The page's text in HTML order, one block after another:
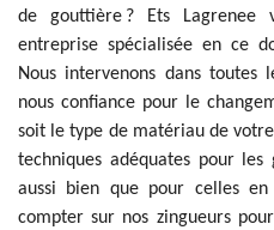
de gouttière ? Ets
entreprise spécialisée en ce
Nous intervenons dans toutes
nous confiance pour le
soit le type de matériau de
techniques adéquates pour
aussi bien que pour celles en
compter sur nos zingueurs